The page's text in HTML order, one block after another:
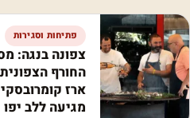
פתיחות וסגירות
צפונה בנגה:
החורף
ארז קומרובסקי
מגיעה ללב יפו